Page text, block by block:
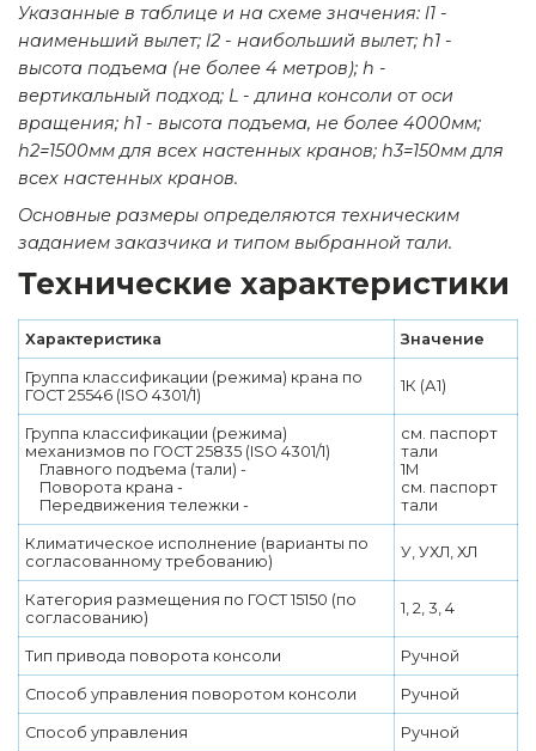
Указанные в таблице и на схеме значения: l1 -
наименьший вылет; l2 - наибольший вылет; h1 -
высота подъема (не более 4 метров); h -
вертикальный подход; L - длина консоли от оси
вращения; h1 - высота подъема, не более 4000мм;
h2=1500мм для всех настенных кранов; h3=150мм для
всех настенных кранов.
Основные размеры определяются техническим
заданием заказчика и типом выбранной тали.
Технические характеристики
Характеристика Значение
Группа классификации (режима) крана по
ГОСТ 25546 (ISO 4301/1)
1К (А1)
Группа классификации (режима)
механизмов по ГОСТ 25835 (ISO 4301/1)
Главного подъема (тали) -
Поворота крана -
Передвижения тележки -
см. паспорт
тали
1М
см. паспорт
тали
Климатическое исполнение (варианты по
согласованному требованию)
У, УХЛ, ХЛ
Категория размещения по ГОСТ 15150 (по
согласованию)
1, 2, 3, 4
Тип привода поворота консоли Ручной
Способ управления поворотом консоли Ручной
Способ управления Ручной